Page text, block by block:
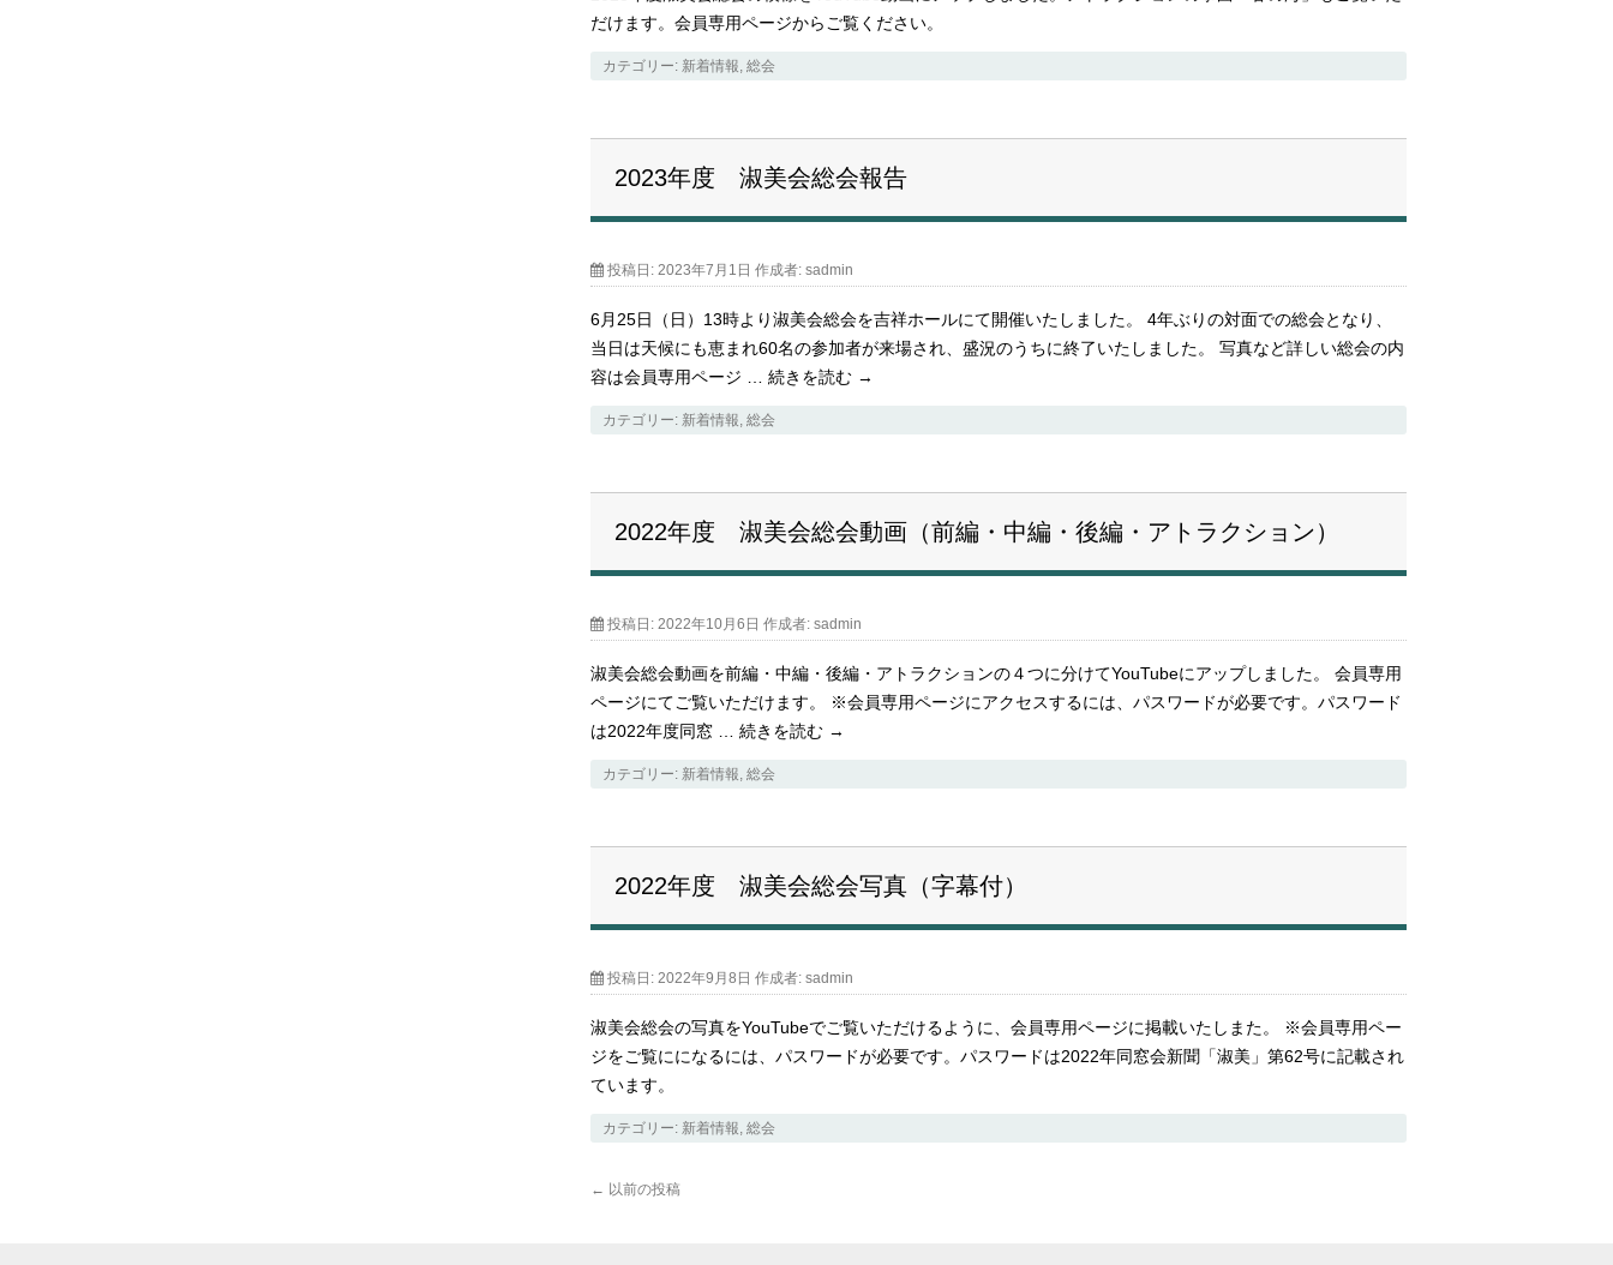
だけます。会員専用ページからご覧ください。
カテゴリー: 新着情報, 総会
2023年度 淑美会総会報告
投稿日: 2023年7月1日 作成者: sadmin
6月25日（日）13時より淑美会総会を吉祥ホールにて開催いたしました。 4年ぶりの対面での総会となり、
当日は天候にも恵まれ60名の参加者が来場され、盛況のうちに終了いたしました。 写真など詳しい総会の内
容は会員専用ページ … 続きを読む →
カテゴリー: 新着情報, 総会
2022年度 淑美会総会動画（前編・中編・後編・アトラクション）
投稿日: 2022年10月6日 作成者: sadmin
淑美会総会動画を前編・中編・後編・アトラクションの４つに分けてYouTubeにアップしました。 会員専用
ページにてご覧いただけます。 ※会員専用ページにアクセスするには、パスワードが必要です。パスワード
は2022年度同窓 … 続きを読む →
カテゴリー: 新着情報, 総会
2022年度 淑美会総会写真（字幕付）
投稿日: 2022年9月8日 作成者: sadmin
淑美会総会の写真をYouTubeでご覧いただけるように、会員専用ページに掲載いたしまた。 ※会員専用ペー
ジをご覧にになるには、パスワードが必要です。パスワードは2022年同窓会新聞「淑美」第62号に記載され
ています。
カテゴリー: 新着情報, 総会
← 以前の投稿